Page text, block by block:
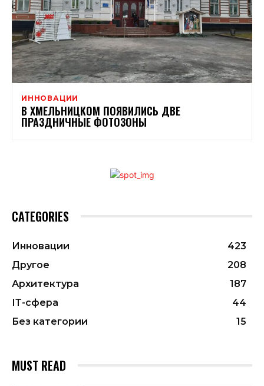
ИННОВАЦИИ
В ХМЕЛЬНИЦКОМ ПОЯВИЛИСЬ ДВЕ
ПРАЗДНИЧНЫЕ ФОТОЗОНЫ
CATEGORIES
Инновации
423
Другое
208
Архитектура
187
ІТ-сфера
44
Без категории
15
MUST READ